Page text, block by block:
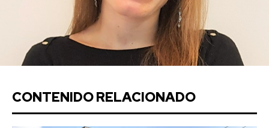
CONTENIDO RELACIONADO